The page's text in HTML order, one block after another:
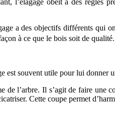
a des objectifs différents qui
à ce que le bois soit de
est souvent utile pour lui
de l’arbre. Il s’agit de faire une
Cette coupe permet